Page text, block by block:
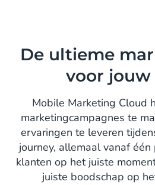
De ultieme
voor jouw
Mobile Marketing Cloud
marketingcampagnes te
ervaringen te leveren
journey, allemaal vanaf
klanten op het juiste
juiste boodschap op